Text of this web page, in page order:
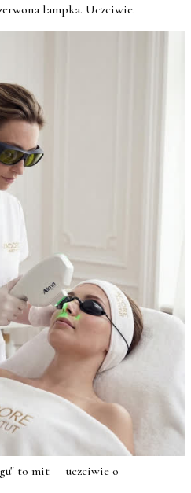
lampka. Uczciwie.
to mit — uczciwie o